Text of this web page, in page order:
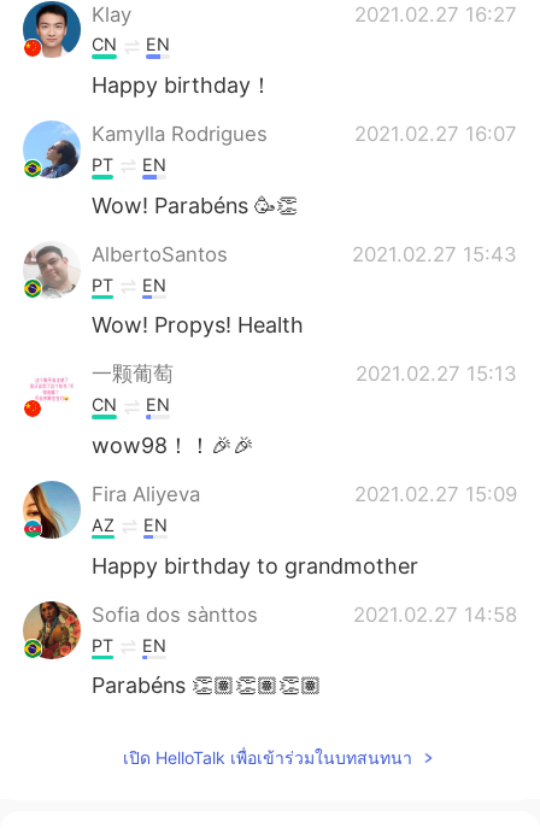
Indonesia
Türkçe Tiếng Việt
Português
Klay
2021.02.27 16:27
CN EN
Happy birthday！
Kamylla Rodrigues 2021.02.27 16:07
PT EN
Wow! Parabéns 🥳👏
AlbertoSantos 2021.02.27 15:43
PT EN
Wow! Propys! Health
一颗葡萄 2021.02.27 15:13
CN EN
wow98！！🎉🎉
Fira Aliyeva 2021.02.27 15:09
AZ EN
Happy birthday to grandmother
Sofia dos sànttos 2021.02.27 14:58
PT EN
Parabéns 👏🏽👏🏽👏🏽
เปิด HelloTalk เพื่อเข้าร่วมในบทสนทนา